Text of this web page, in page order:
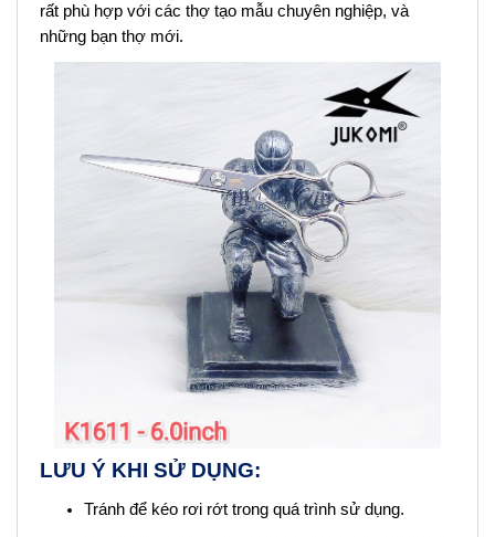
rất phù hợp với các thợ tạo mẫu chuyên nghiệp, và
những bạn thợ mới.
LƯU Ý KHI SỬ DỤNG:
Tránh để kéo rơi rớt trong quá trình sử dụng.